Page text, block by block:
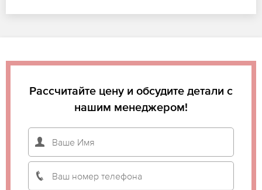
Рассчитайте цену и обсудите детали с
нашим менеджером!